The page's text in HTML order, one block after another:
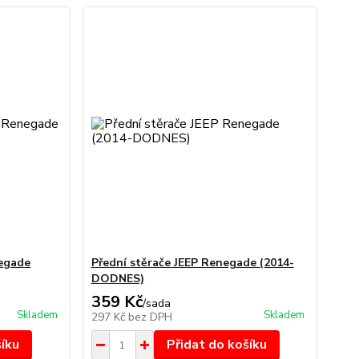
Skladem
Přední stěrače JEEP Renegade (2014-
DODNES)
359 Kč/sada
297 Kč bez DPH Skladem
Přidat do košíku